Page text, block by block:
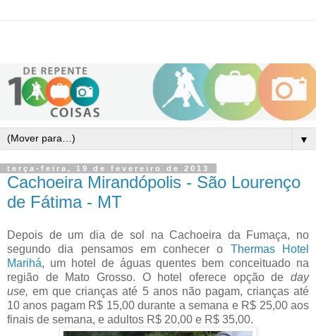
▼
terça-feira, 19 de fevereiro de 2013
Cachoeira Mirandópolis - São Lourenço
de Fátima - MT
Depois de um dia de sol na Cachoeira da Fumaça, no
segundo dia pensamos em conhecer o Thermas Hotel
Marihá, um hotel de águas quentes bem conceituado na
região de Mato Grosso. O hotel oferece opção de day
use, em que crianças até 5 anos não pagam, crianças até
10 anos pagam R$ 15,00 durante a semana e R$ 25,00 aos
finais de semana, e adultos R$ 20,00 e R$ 35,00.